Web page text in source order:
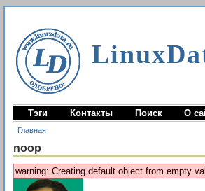
Тэги Контакты Поиск О
Главная
noop
warning: Creating default object from empty